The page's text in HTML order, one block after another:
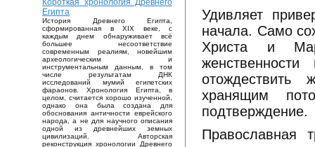
Короткая хронология Древнего
Египта
История Древнего Египта,
сформированная в XIX веке, с
каждым днем обнаруживает всё
большее несоответствие
современным реалиям, новейшим
археологическим и
инструментальным данным, в том
числе результатам ДНК
исследований мумий египетских
фараонов. Хронология Египта, в
целом, считается хорошо изученной,
однако она была создана для
обоснования античности еврейского
народа, а не для научного описания
одной из древнейших земных
цивилизаций. Авторская
реконструкция хронологии Древнего
Удивляет
начала. Само
Христа и
хранящим
подтверждение.
Православная